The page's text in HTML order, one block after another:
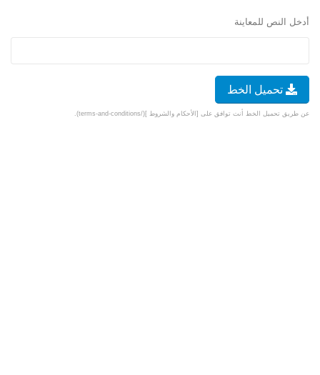
أدخل النص للمعاينة
تحميل الخط
عن طريق تحميل الخط أنت توافق على [الأحكام والشروط ](/terms-and-conditions).